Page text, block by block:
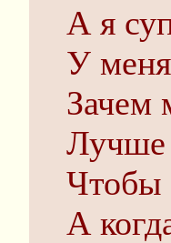
А я
У
Зачем
Лучше
Чтобы
А